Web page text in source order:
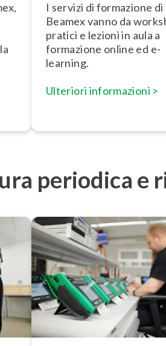
I servizi di formazione di
Beamex vanno da
pratici e lezioni in aula a
formazione online ed e-
learning.
Ulteriori in­for­ma­zio­ni >
periodica e